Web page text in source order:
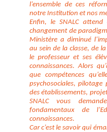
l’ensemble de ces
notre Institution et nos
Enfin, le SNALC
changement de
Ministère a diminué
au sein de la classe, de
le professeur et ses
connaissances. Alors
que compétences
psychosociales, pilotage
des établissements,
SNALC vous
fondamentaux de
connaissances.
Car c’est le savoir qui